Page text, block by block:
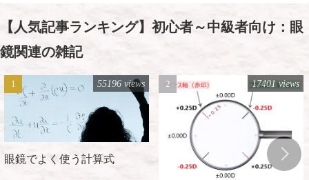
【人気記事ランキング】初心者～中級者向け：眼
鏡関連の雑記
眼鏡でよく使う計算式
55196 views 17401 views